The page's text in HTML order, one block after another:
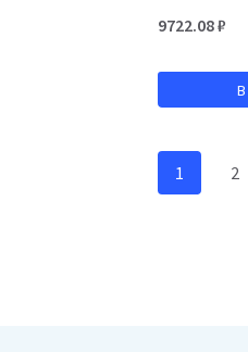
9722.08₽
1 2